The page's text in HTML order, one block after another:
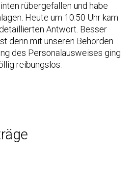
rübergefallen und habe
Heute um 10:50 Uhr kam
Antwort. Besser
denn mit unseren Behörden
des Personalausweises ging
reibungslos.